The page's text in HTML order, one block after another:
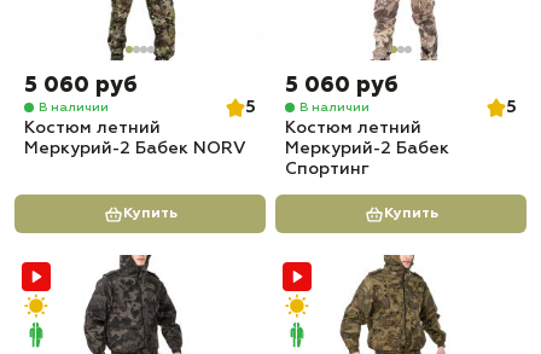
5 060 руб
В наличии
5
Костюм летний
Меркурий-2 Бабек NORV
Купить
5 060 руб
В наличии
5
Костюм летний
Меркурий-2 Бабек
Спортинг
Купить